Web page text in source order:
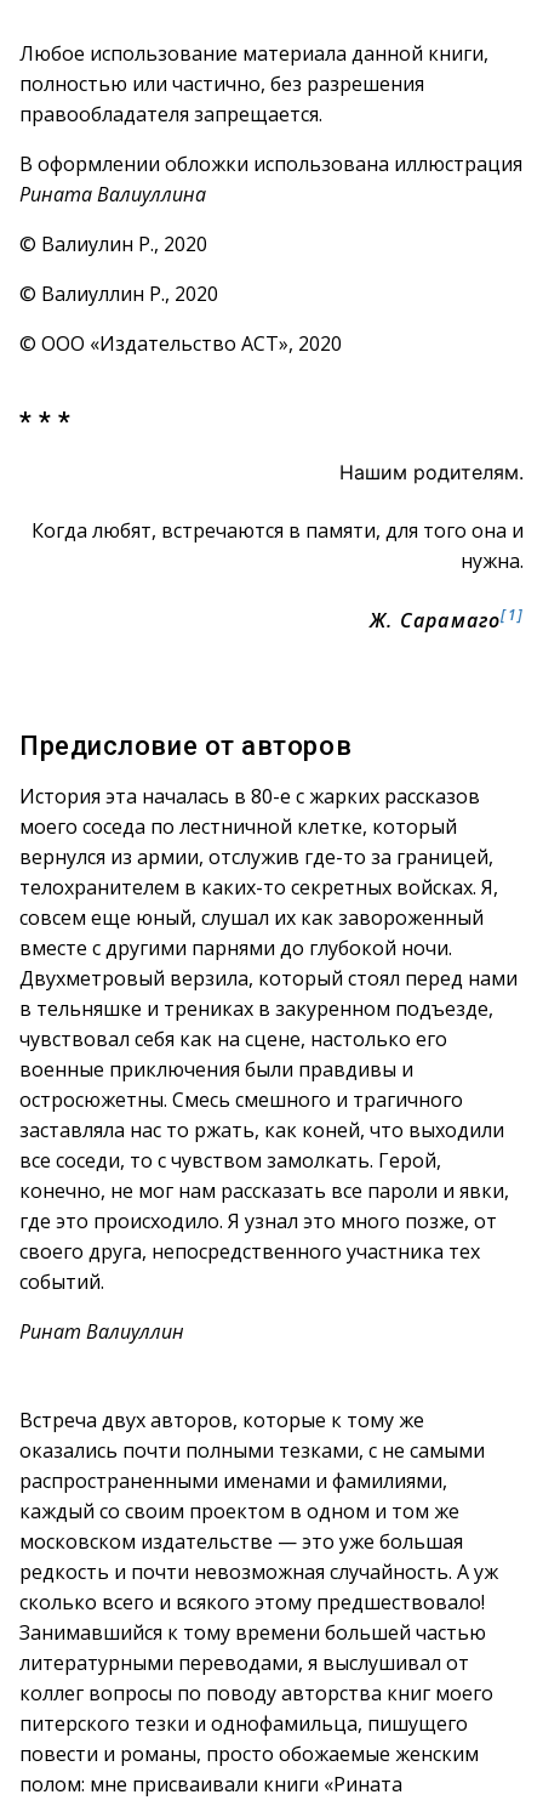
Любое использование материала данной книги,
полностью или частично, без разрешения
правообладателя запрещается.
В оформлении обложки использована иллюстрация
Рината Валиуллина
© Валиулин Р., 2020
© Валиуллин Р., 2020
© ООО «Издательство АСТ», 2020
* * *
Нашим родителям.
Когда любят, встречаются в памяти, для того она и
нужна.
Ж. Сарамаго[1]
Предисловие от авторов
История эта началась в 80-е с жарких рассказов
моего соседа по лестничной клетке, который
вернулся из армии, отслужив где-то за границей,
телохранителем в каких-то секретных войсках. Я,
совсем еще юный, слушал их как завороженный
вместе с другими парнями до глубокой ночи.
Двухметровый верзила, который стоял перед нами
в тельняшке и трениках в закуренном подъезде,
чувствовал себя как на сцене, настолько его
военные приключения были правдивы и
остросюжетны. Смесь смешного и трагичного
заставляла нас то ржать, как коней, что выходили
все соседи, то с чувством замолкать. Герой,
конечно, не мог нам рассказать все пароли и явки,
где это происходило. Я узнал это много позже, от
своего друга, непосредственного участника тех
событий.
Ринат Валиуллин
Встреча двух авторов, которые к тому же
оказались почти полными тезками, с не самыми
распространенными именами и фамилиями,
каждый со своим проектом в одном и том же
московском издательстве — это уже большая
редкость и почти невозможная случайность. А уж
сколько всего и всякого этому предшествовало!
Занимавшийся к тому времени большей частью
литературными переводами, я выслушивал от
коллег вопросы по поводу авторства книг моего
питерского тезки и однофамильца, пишущего
повести и романы, просто обожаемые женским
полом: мне присваивали книги «Рината